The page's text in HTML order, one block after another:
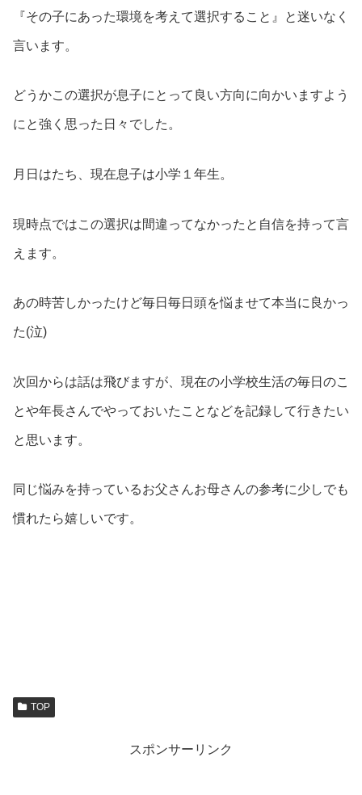
『その子にあった環境を考えて選択すること』と迷いなく
言います。
どうかこの選択が息子にとって良い方向に向かいますよう
にと強く思った日々でした。
月日はたち、現在息子は小学１年生。
現時点ではこの選択は間違ってなかったと自信を持って言
えます。
あの時苦しかったけど毎日毎日頭を悩ませて本当に良かっ
た(泣)
次回からは話は飛びますが、現在の小学校生活の毎日のこ
とや年長さんでやっておいたことなどを記録して行きたい
と思います。
同じ悩みを持っているお父さんお母さんの参考に少しでも
慣れたら嬉しいです。
TOP
スポンサーリンク